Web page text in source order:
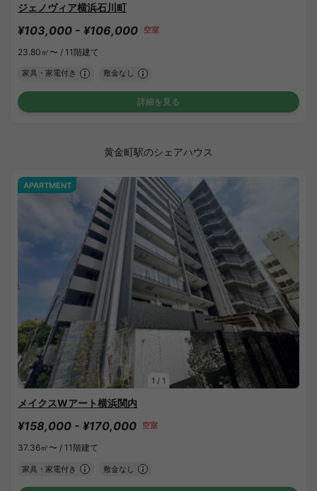
ジェノヴィア横浜石川町
¥103,000 - ¥106,000 空室
23.80㎡〜 / 11階建て
家具・家電付き 敷金なし
詳細を見る
黄金町駅のシェアハウス
1 / 1
APARTMENT
メイクスWアート横浜関内
¥158,000 - ¥170,000 空室
37.36㎡〜 / 11階建て
家具・家電付き 敷金なし